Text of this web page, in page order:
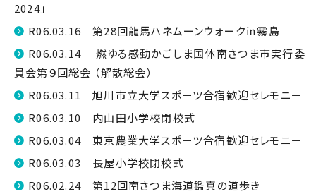
2024」
R06.03.16 第28回龍馬ハネムーンウォーク㏌霧島
R06.03.14 燃ゆる感動かごしま国体南さつま市実行委
員会第９回総会 （解散総会）
R06.03.11 旭川市立大学スポーツ合宿歓迎セレモニー
R06.03.10 内山田小学校閉校式
R06.03.04 東京農業大学スポーツ合宿歓迎セレモニー
R06.03.03 長屋小学校閉校式
R06.02.24 第12回南さつま海道鑑真の道歩き